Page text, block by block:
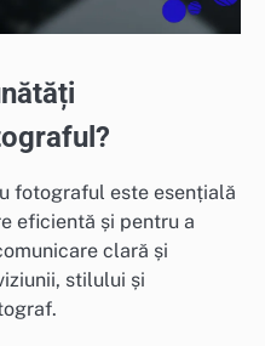
fotograful este esențială
eficientă și pentru a
clară și
stilului și